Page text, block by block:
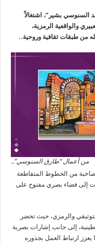
“طارق
السنوسي”
مغلقة
السنوسي بشير”، اشتغالاً
والواقعية الرمزية،
من طبقات ثقافية وروحية..
من أعمال “طارق السنوسي”..
صاخبة من الخطوط المتقاطعة
إلى فضاء بصري مفتوح على
والرمزي، حيث تحضر
إلى جانب إشارات بصرية
يعزز ارتباط العمل بجذوره